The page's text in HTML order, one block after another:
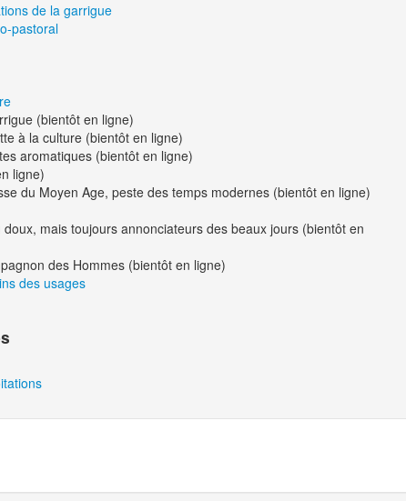
de la garrigue
pastoral
(bientôt en ligne)
à la culture (bientôt en ligne)
aromatiques (bientôt en ligne)
ligne)
du Moyen Age, peste des temps modernes (bientôt en ligne)
mais toujours annonciateurs des beaux jours (bientôt en
des Hommes (bientôt en ligne)
des usages